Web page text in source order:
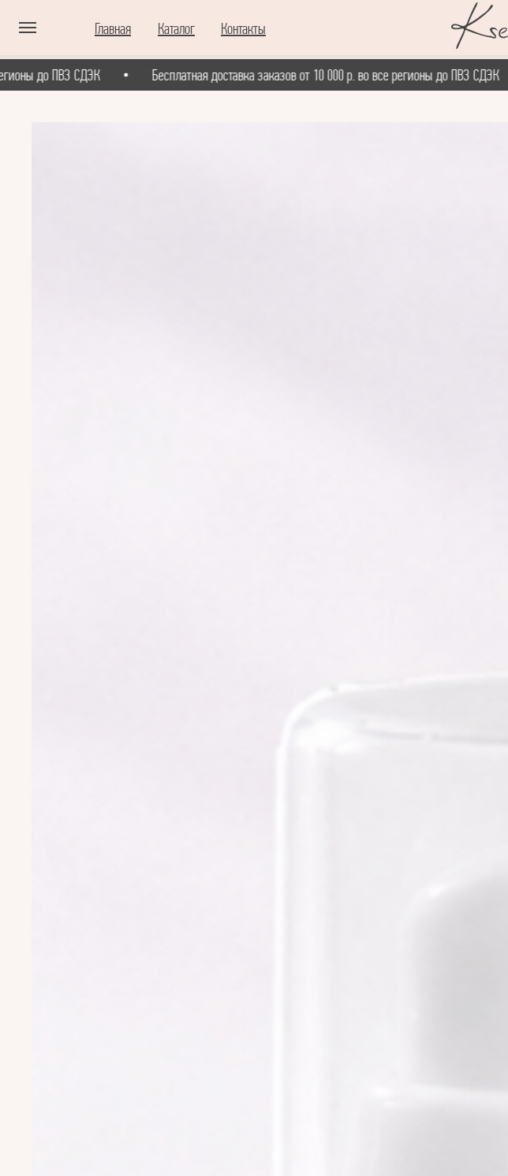
Главная Каталог Контакты
ПВЗ СДЭК Бесплатная доставка заказов от 10 000 р. во все регионы до ПВЗ СДЭК